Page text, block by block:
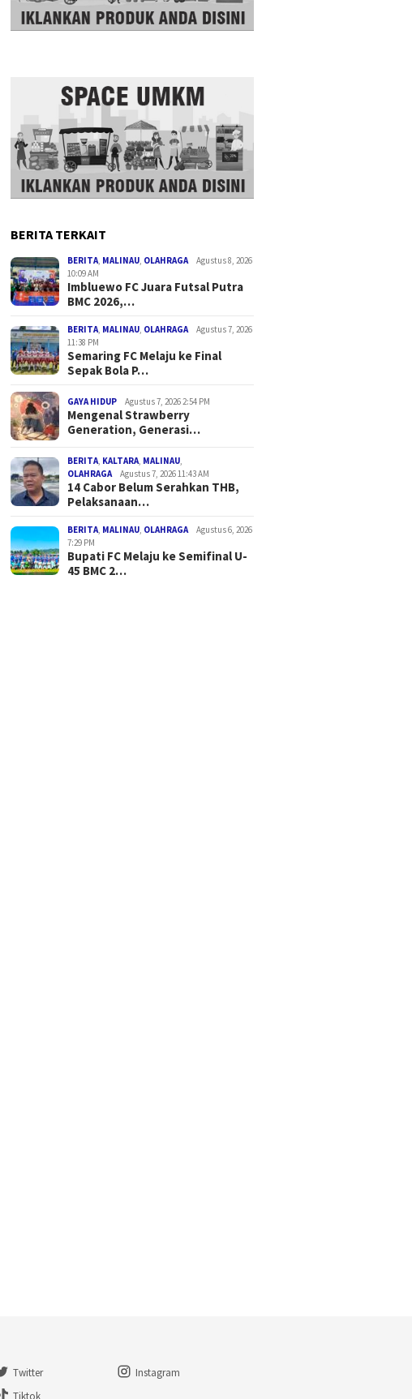
BERITA TERKAIT
BERITA MALINAU OLAHRAGA
Agustus 8, 2026
10:09 AM
Imbluewo FC Juara Futsal Putra
BMC 2026,…
BERITA MALINAU OLAHRAGA
Agustus 7, 2026
11:38 PM
Semaring FC Melaju ke Final
Sepak Bola P…
GAYA HIDUP Agustus 7, 2026 2:54 PM
Mengenal Strawberry
Generation, Generasi…
BERITA KALTARA MALINAU
OLAHRAGA
Agustus 7, 2026 11:43 AM
14 Cabor Belum Serahkan THB,
Pelaksanaan…
BERITA MALINAU OLAHRAGA
Agustus 6, 2026
7:29 PM
Bupati FC Melaju ke Semifinal U-
45 BMC 2…
Twitter
Instagram